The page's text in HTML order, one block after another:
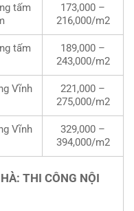
tấm
173,000 –
216,000/m2
tấm
189,000 –
243,000/m2
Vĩnh
221,000 –
275,000/m2
Vĩnh
329,000 –
394,000/m2
THI CÔNG NỘI